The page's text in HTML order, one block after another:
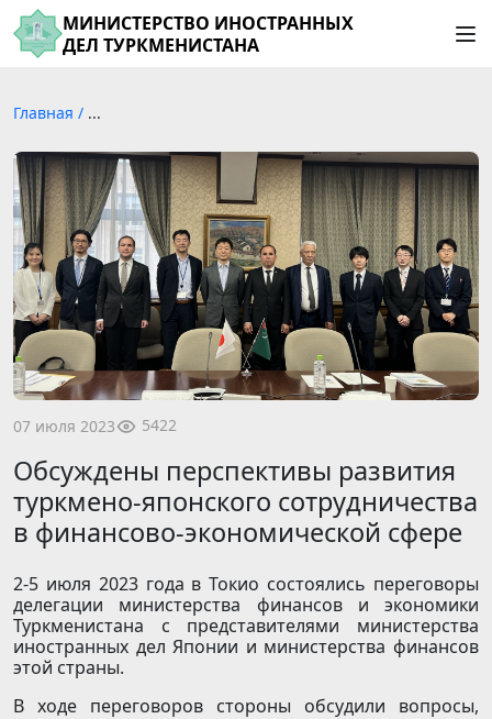
МИНИСТЕРСТВО ИНОСТРАННЫХ
ДЕЛ ТУРКМЕНИСТАНА
Главная / ...
07 июля 2023 5422
Обсуждены перспективы развития
туркмено-японского сотрудничества
в финансово-экономической сфере
2-5 июля 2023 года в Токио состоялись переговоры
делегации министерства финансов и экономики
Туркменистана с представителями министерства
иностранных дел Японии и министерства финансов
этой страны.
В ходе переговоров стороны обсудили вопросы,